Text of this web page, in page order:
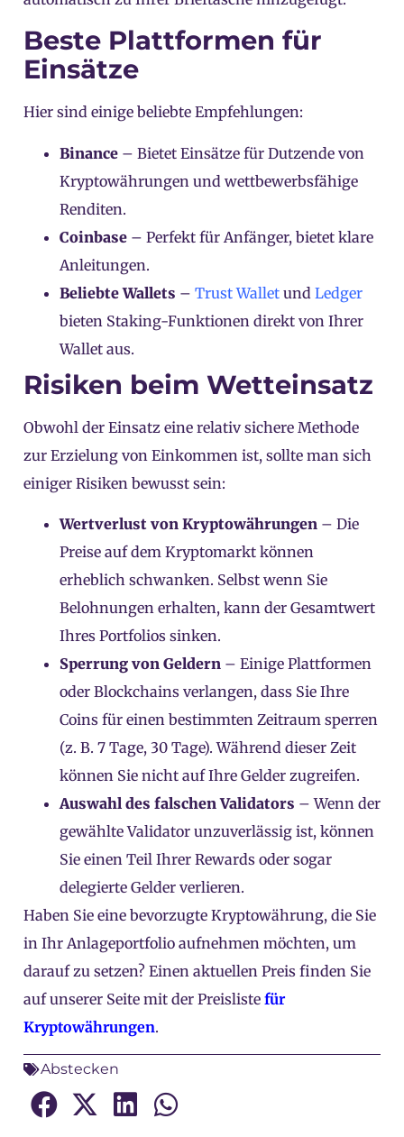
Beste Plattformen für
Einsätze
Hier sind einige beliebte Empfehlungen:
Binance – Bietet Einsätze für Dutzende von
Kryptowährungen und wettbewerbsfähige
Renditen.
Coinbase – Perfekt für Anfänger, bietet klare
Anleitungen.
Beliebte Wallets – Trust Wallet und Ledger
bieten Staking-Funktionen direkt von Ihrer
Wallet aus.
Risiken beim Wetteinsatz
Obwohl der Einsatz eine relativ sichere Methode
zur Erzielung von Einkommen ist, sollte man sich
einiger Risiken bewusst sein:
Wertverlust von Kryptowährungen – Die
Preise auf dem Kryptomarkt können
erheblich schwanken. Selbst wenn Sie
Belohnungen erhalten, kann der Gesamtwert
Ihres Portfolios sinken.
Sperrung von Geldern – Einige Plattformen
oder Blockchains verlangen, dass Sie Ihre
Coins für einen bestimmten Zeitraum sperren
(z. B. 7 Tage, 30 Tage). Während dieser Zeit
können Sie nicht auf Ihre Gelder zugreifen.
Auswahl des falschen Validators – Wenn der
gewählte Validator unzuverlässig ist, können
Sie einen Teil Ihrer Rewards oder sogar
delegierte Gelder verlieren.
Haben Sie eine bevorzugte Kryptowährung, die Sie
in Ihr Anlageportfolio aufnehmen möchten, um
darauf zu setzen? Einen aktuellen Preis finden Sie
auf unserer Seite mit der Preisliste für
Kryptowährungen.
Abstecken